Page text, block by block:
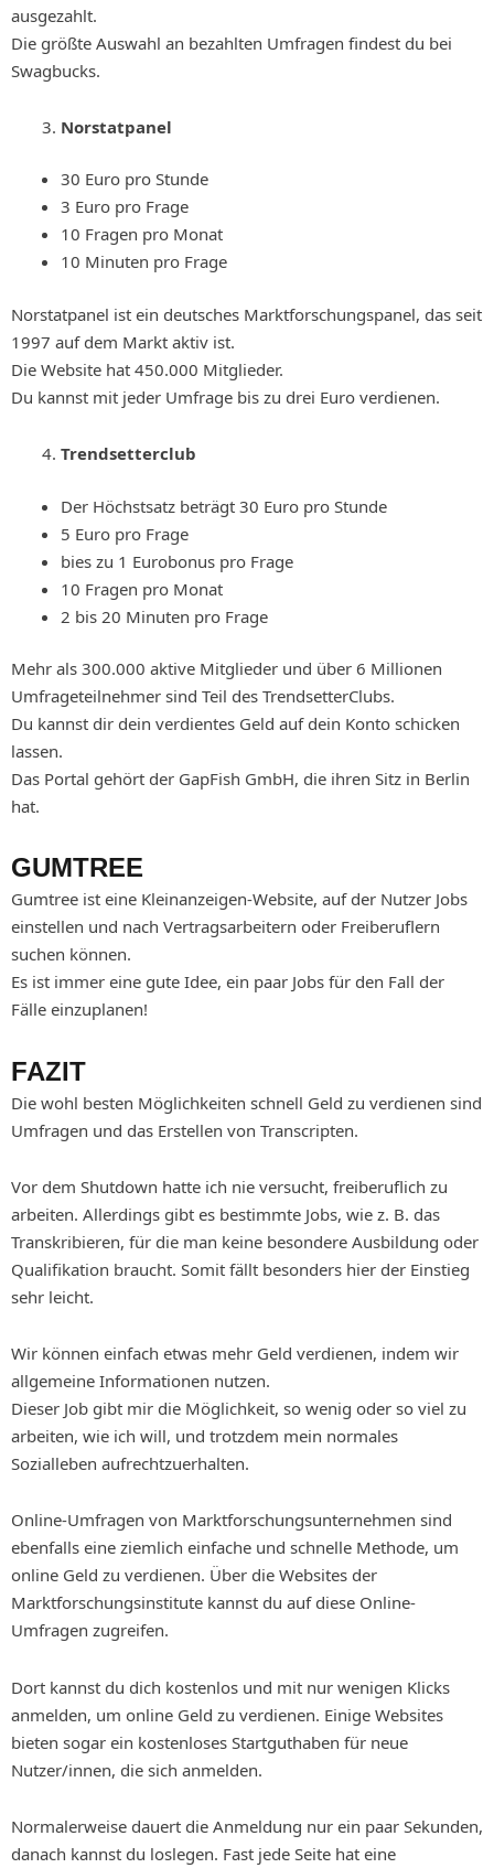
ausgezahlt.
Die größte Auswahl an bezahlten Umfragen findest du bei
Swagbucks.
Norstatpanel
30 Euro pro Stunde
3 Euro pro Frage
10 Fragen pro Monat
10 Minuten pro Frage
Norstatpanel ist ein deutsches Marktforschungspanel, das seit
1997 auf dem Markt aktiv ist.
Die Website hat 450.000 Mitglieder.
Du kannst mit jeder Umfrage bis zu drei Euro verdienen.
Trendsetterclub
Der Höchstsatz beträgt 30 Euro pro Stunde
5 Euro pro Frage
bies zu 1 Eurobonus pro Frage
10 Fragen pro Monat
2 bis 20 Minuten pro Frage
Mehr als 300.000 aktive Mitglieder und über 6 Millionen
Umfrageteilnehmer sind Teil des TrendsetterClubs.
Du kannst dir dein verdientes Geld auf dein Konto schicken
lassen.
Das Portal gehört der GapFish GmbH, die ihren Sitz in Berlin
hat.
GUMTREE
Gumtree ist eine Kleinanzeigen-Website, auf der Nutzer Jobs
einstellen und nach Vertragsarbeitern oder Freiberuflern
suchen können.
Es ist immer eine gute Idee, ein paar Jobs für den Fall der
Fälle einzuplanen!
FAZIT
Die wohl besten Möglichkeiten schnell Geld zu verdienen sind
Umfragen und das Erstellen von Transcripten.
Vor dem Shutdown hatte ich nie versucht, freiberuflich zu
arbeiten. Allerdings gibt es bestimmte Jobs, wie z. B. das
Transkribieren, für die man keine besondere Ausbildung oder
Qualifikation braucht. Somit fällt besonders hier der Einstieg
sehr leicht.
Wir können einfach etwas mehr Geld verdienen, indem wir
allgemeine Informationen nutzen.
Dieser Job gibt mir die Möglichkeit, so wenig oder so viel zu
arbeiten, wie ich will, und trotzdem mein normales
Sozialleben aufrechtzuerhalten.
Online-Umfragen von Marktforschungsunternehmen sind
ebenfalls eine ziemlich einfache und schnelle Methode, um
online Geld zu verdienen. Über die Websites der
Marktforschungsinstitute kannst du auf diese Online-
Umfragen zugreifen.
Dort kannst du dich kostenlos und mit nur wenigen Klicks
anmelden, um online Geld zu verdienen. Einige Websites
bieten sogar ein kostenloses Startguthaben für neue
Nutzer/innen, die sich anmelden.
Normalerweise dauert die Anmeldung nur ein paar Sekunden,
danach kannst du loslegen. Fast jede Seite hat eine